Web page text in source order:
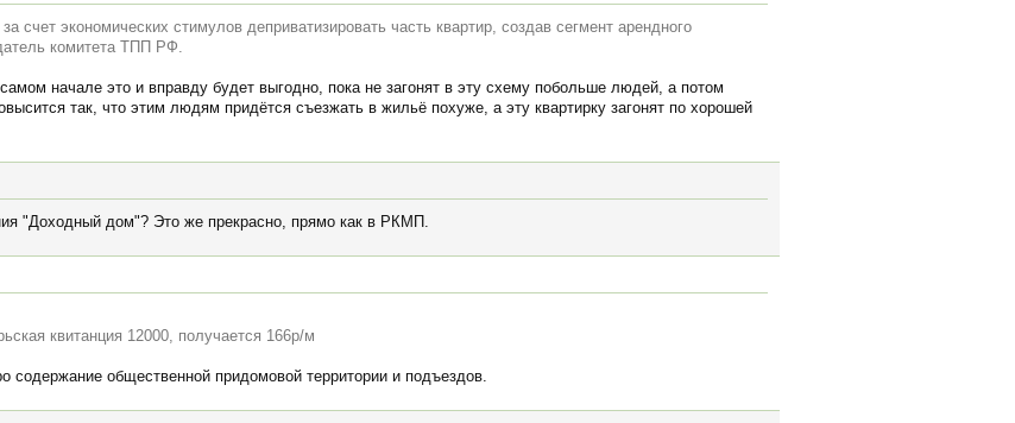
экономических стимулов деприватизировать часть квартир, создав сегмент арендного
комитета ТПП РФ.
начале это и вправду будет выгодно, пока не загонят в эту схему побольше людей, а потом
так, что этим людям придётся съезжать в жильё похуже, а эту квартирку загонят по хорошей
"Доходный дом"? Это же прекрасно, прямо как в РКМП.
квитанция 12000, получается 166р/м
содержание общественной придомовой территории и подъездов.